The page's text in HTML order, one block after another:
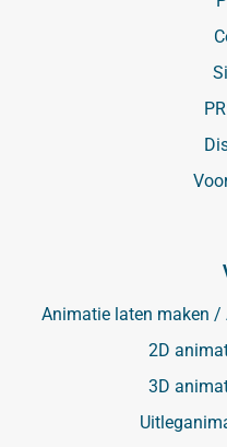
Animatie laten maken /
2D
3D